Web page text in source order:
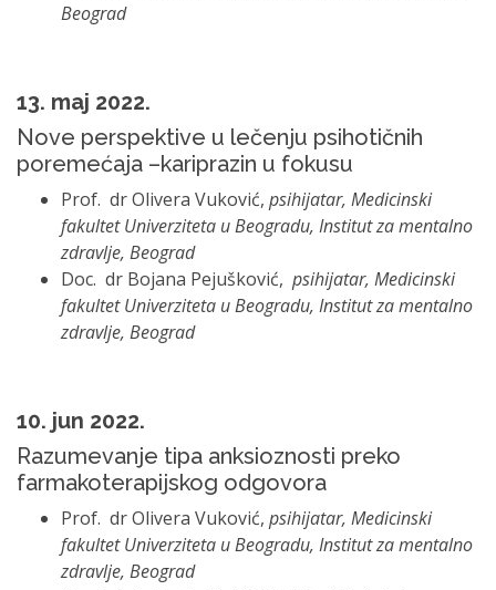
Beograd
13. maj 2022.
Nove perspektive u lečenju psihotičnih
poremećaja –kariprazin u fokusu
Prof. dr Olivera Vuković, psihijatar, Medicinski
fakultet Univerziteta u Beogradu, Institut za mentalno
zdravlje, Beograd
Doc. dr Bojana Pejušković, psihijatar, Medicinski
fakultet Univerziteta u Beogradu, Institut za mentalno
zdravlje, Beograd
10. jun 2022.
Razumevanje tipa anksioznosti preko
farmakoterapijskog odgovora
Prof. dr Olivera Vuković, psihijatar, Medicinski
fakultet Univerziteta u Beogradu, Institut za mentalno
zdravlje, Beograd